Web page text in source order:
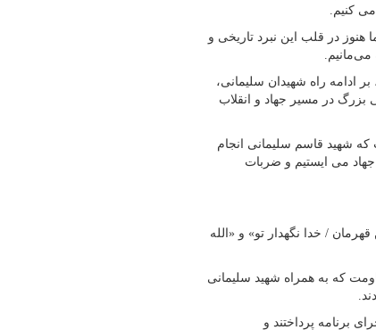
کنیم.
در قلب این نبرد تاریخی و
ادامه راه شهیدان سلیمانی،
بزرگ در مسیر جهاد و انقلاب
شهید قاسم سلیمانی انجام
می ایستیم و ضربات
/ خدا نگهدار تو» و «الله
که به همراه شهید سلیمانی
شهید به اجرای برنامه پرداختند و